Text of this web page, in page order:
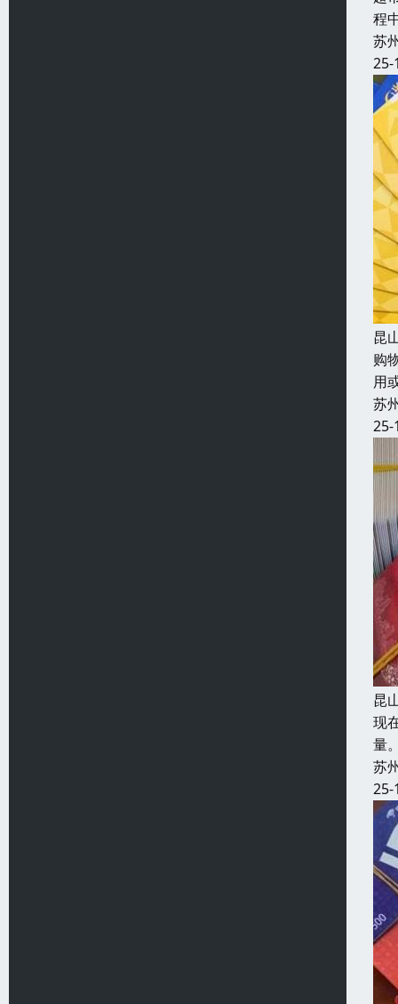
程
苏
25-
昆
购
用
苏
25-
昆
现
量
苏
25-